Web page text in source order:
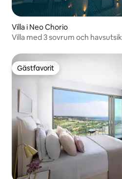
Villa i Neo Chorio
Villa med 3 sovrum och
Gästfavorit
Gästfavorit